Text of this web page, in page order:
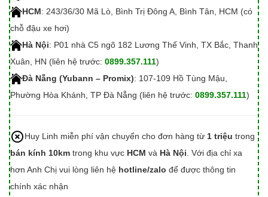
HCM: 243/36/30 Mã Lò, Bình Trị Đông A, Bình Tân, HCM (có
chỗ đậu xe hơi)
Hà Nội: P01 nhà C5 ngõ 182 Lương Thế Vinh, TX Bắc, Thanh
Xuân, HN (liên hệ trước: 0899.357.111)
Đà Nẵng (Yubann – Promix): 107-109 Hồ Tùng Mậu,
Phường Hòa Khánh, TP Đà Nẵng (liên hệ trước: 0899.357.111)
Huy Linh miễn phí vận chuyển cho đơn hàng từ 1 triệu trong
bán kính 10km trong khu vực HCM và Hà Nội . Với địa chỉ xa
hơn Anh Chị vui lòng liên hệ hotline/zalo để được thông tin
chính xác nhận